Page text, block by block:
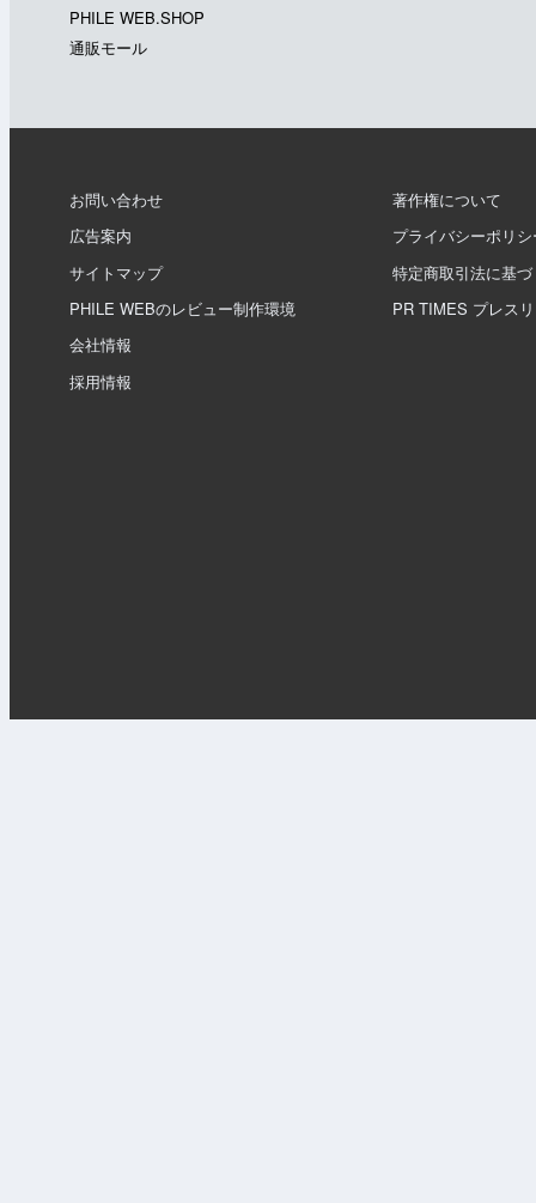
PHILE WEB.SHOP
通販モール
お問い合わせ
広告案内
サイトマップ
PHILE WEBのレビュー制作環境
会社情報
採用情報
著作権について
プライバシーポリ
特定商取引法に基
PR TIMES プレス